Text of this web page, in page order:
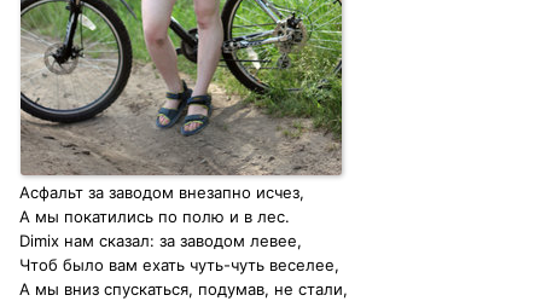
Асфальт за заводом внезапно исчез,
А мы покатились по полю и в лес.
Dimix нам сказал: за заводом левее,
Чтоб было вам ехать чуть-чуть веселее,
А мы вниз спускаться, подумав, не стали,